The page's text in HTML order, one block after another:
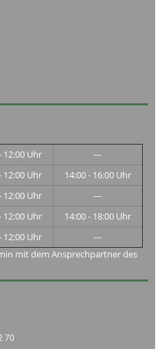
12:00 Uhr
---
12:00 Uhr
14:00 - 16:00 Uhr
12:00 Uhr
---
12:00 Uhr
14:00 - 18:00 Uhr
12:00 Uhr
---
mit dem Ansprechpartner des
70